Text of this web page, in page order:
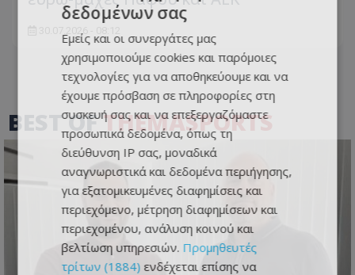
30.07.2026 - 08:12
BEST OFTHEMASPORTS
δεδομένων σας
Εμείς και οι συνεργάτες μας
χρησιμοποιούμε cookies και παρόμοιες
τεχνολογίες για να αποθηκεύουμε και να
έχουμε πρόσβαση σε πληροφορίες στη
συσκευή σας και να επεξεργαζόμαστε
προσωπικά δεδομένα, όπως τη
διεύθυνση IP σας, μοναδικά
αναγνωριστικά και δεδομένα περιήγησης,
για εξατομικευμένες διαφημίσεις και
περιεχόμενο, μέτρηση διαφημίσεων και
περιεχομένου, ανάλυση κοινού και
βελτίωση υπηρεσιών. Προμηθευτές
τρίτων (1884) ενδέχεται επίσης να